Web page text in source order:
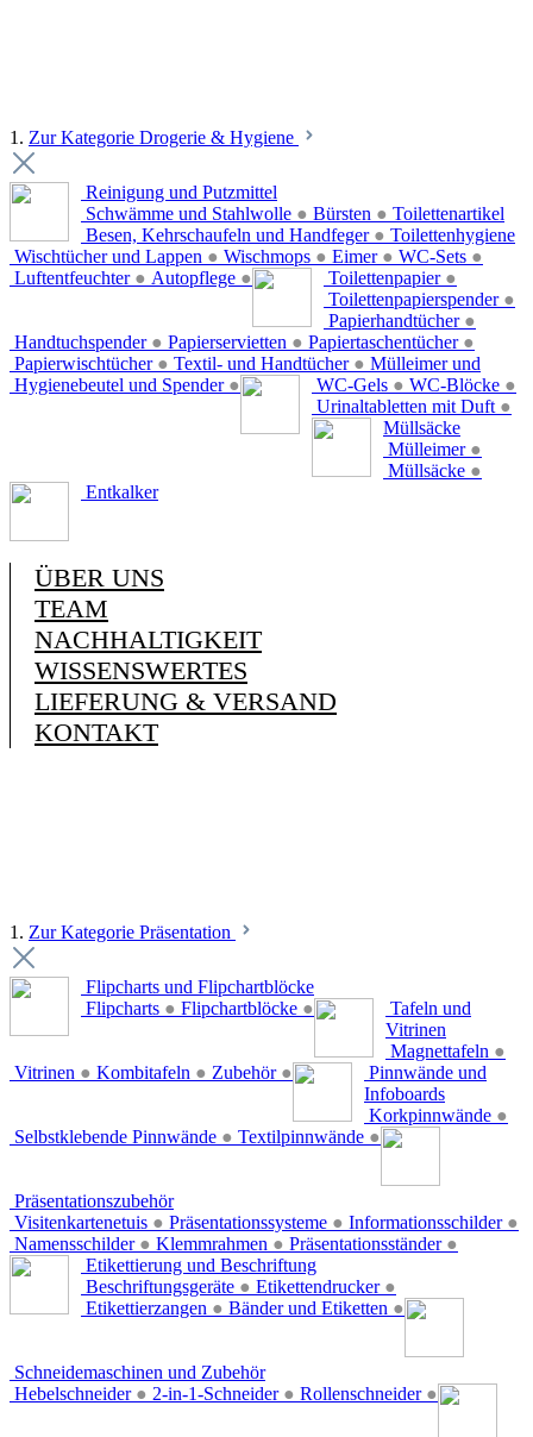
1. Zur Kategorie Drogerie & Hygiene
Reinigung und Putzmittel
Schwämme und Stahlwolle ● Bürsten ●
Besen, Kehrschaufeln und Handfeger ●
Wischtücher und Lappen ● Wischmops ● Eimer ● WC-Sets ●
Luftentfeuchter ● Autopflege ●
Toilettenartikel
Toilettenpapier ●
Toilettenpapierspender ●
Papierhandtücher ●
Handtuchspender ● Papierservietten ● Papiertaschentücher ●
Papierwischtücher ● Textil- und Handtücher ●
Hygienebeutel und Spender ●
Toilettenhygiene
WC-Gels ● WC-Blöcke ●
Urinaltabletten mit Duft ●
Mülleimer und
Müllsäcke
Mülleimer ●
Müllsäcke ●
Entkalker
ÜBER UNS
TEAM
NACHHALTIGKEIT
WISSENSWERTES
LIEFERUNG & VERSAND
KONTAKT
1. Zur Kategorie Präsentation
Flipcharts und Flipchartblöcke
Flipcharts ● Flipchartblöcke ●
Tafeln und
Vitrinen
Magnettafeln ●
Vitrinen ● Kombitafeln ● Zubehör ●
Pinnwände und
Infoboards
Korkpinnwände ●
Selbstklebende Pinnwände ● Textilpinnwände ●
Präsentationszubehör
Visitenkartenetuis ● Präsentationssysteme ● Informationsschilder ●
Namensschilder ● Klemmrahmen ● Präsentationsständer ●
Etikettierung und Beschriftung
Beschriftungsgeräte ● Etikettendrucker ●
Etikettierzangen ● Bänder und Etiketten ●
Schneidemaschinen und Zubehör
Hebelschneider ● 2-in-1-Schneider ● Rollenschneider ●